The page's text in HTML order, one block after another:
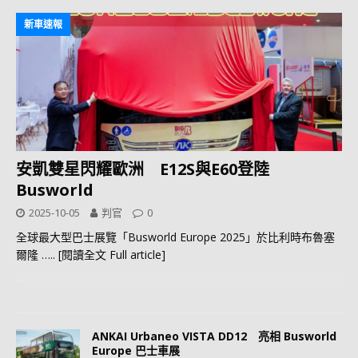
新車速報
安凱雙星閃耀歐洲 E12S與E60登陸
Busworld
2025-10-05 判官 0
全球最大型巴士展覽「Busworld Europe 2025」於比利時布魯塞
爾隆 ….. [閱讀全文 Full article]
ANKAI Urbaneo VISTA DD12 亮相 Busworld
Europe 巴士車展